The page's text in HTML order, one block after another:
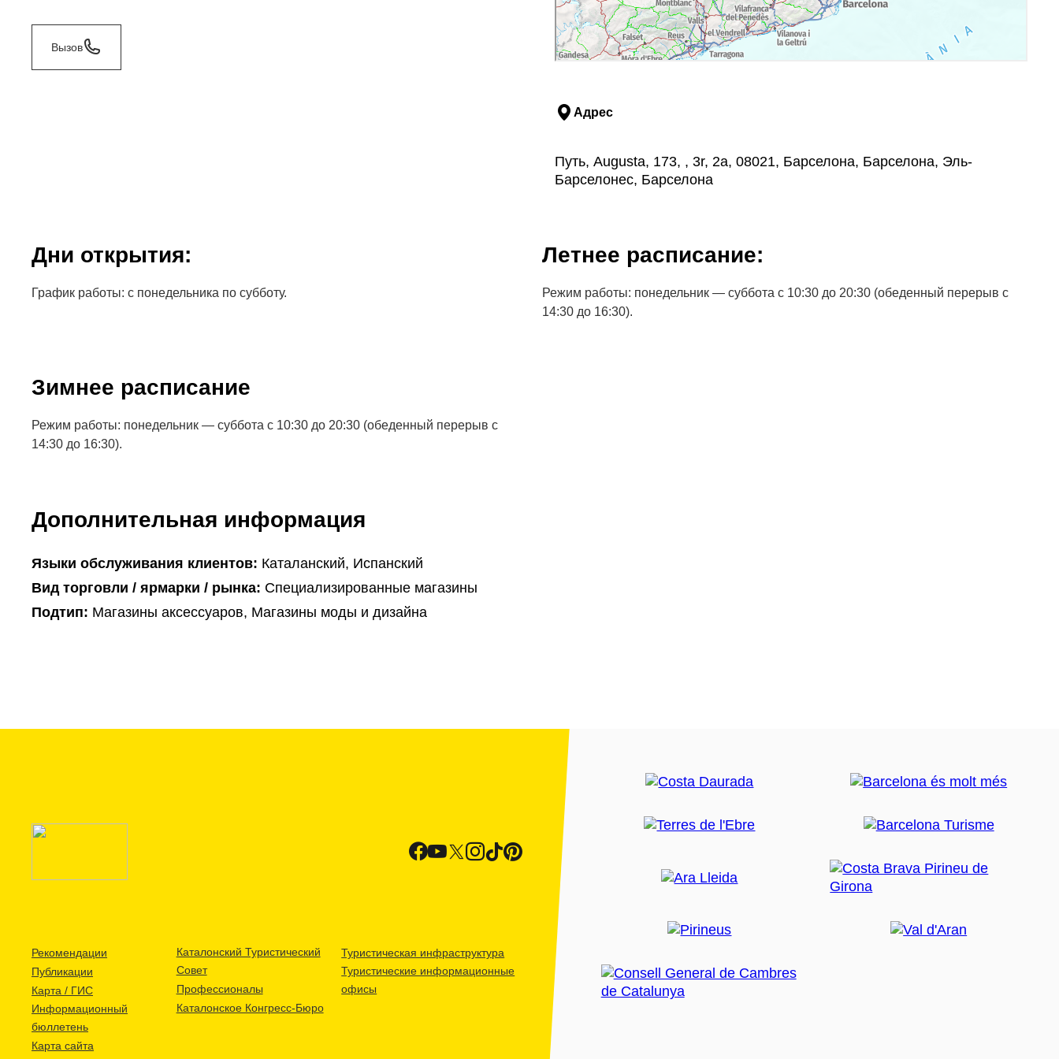
Вызов
Адрес
Путь, Augusta, 173, , 3r, 2a, 08021, Барселона, Барселона, Эль-
Барселонес, Барселона
Дни открытия:
График работы: с понедельника по субботу.
Летнее расписание:
Режим работы: понедельник — суббота с 10:30 до 20:30 (обеденный перерыв с
14:30 до 16:30).
Зимнее расписание
Режим работы: понедельник — суббота с 10:30 до 20:30 (обеденный перерыв с
14:30 до 16:30).
Дополнительная информация
Языки обслуживания клиентов: Каталанский, Испанский
Вид торговли / ярмарки / рынка: Специализированные магазины
Подтип: Магазины аксессуаров, Магазины моды и дизайна
Рекомендации
Публикации
Карта / ГИС
Информационный
бюллетень
Карта сайта
Каталонский Туристический
Совет
Профессионалы
Каталонское Конгресс-Бюро
Туристическая инфраструктура
Туристические информационные
офисы